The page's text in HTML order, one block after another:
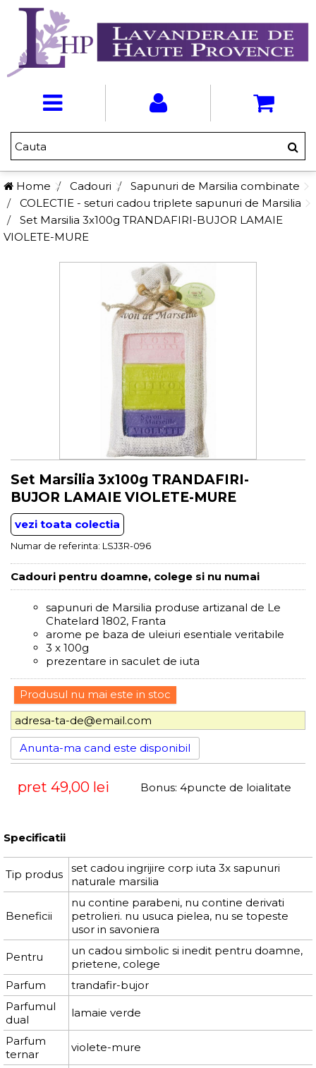
Home Cadouri
Sapunuri de Marsilia combinate
COLECTIE - seturi cadou triplete sapunuri de Marsilia
Set Marsilia 3x100g TRANDAFIRI-BUJOR LAMAIE
VIOLETE-MURE
Set Marsilia 3x100g TRANDAFIRI-
BUJOR LAMAIE VIOLETE-MURE
vezi toata colectia
Numar de referinta: LSJ3R-096
Cadouri pentru doamne, colege si nu numai
sapunuri de Marsilia produse artizanal de Le
Chatelard 1802, Franta
arome pe baza de uleiuri esentiale veritabile
3 x 100g
prezentare in saculet de iuta
Produsul nu mai este in stoc
Anunta-ma cand este disponibil
pret 49,00 lei Bonus: 4puncte de loialitate
Specificatii
Tip produs
set cadou ingrijire corp iuta 3x sapunuri
naturale marsilia
Beneficii
nu contine parabeni, nu contine derivati
petrolieri. nu usuca pielea, nu se topeste
usor in savoniera
Pentru
un cadou simbolic si inedit pentru doamne,
prietene, colege
Parfum
trandafir-bujor
Parfumul
dual
lamaie verde
Parfum
ternar
violete-mure